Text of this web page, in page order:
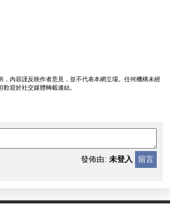
，內容謹反映作者意見，並不代表本網立場。任何機構未經
迎於社交媒體轉載連結。
發佈由: 未登入 留言